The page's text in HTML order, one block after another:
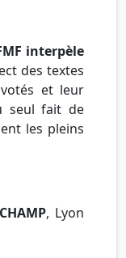
interpèle
des textes
et leur
seul fait de
les pleins
, Lyon